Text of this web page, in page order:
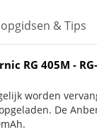
& Tips
RG 405M -
worden
De